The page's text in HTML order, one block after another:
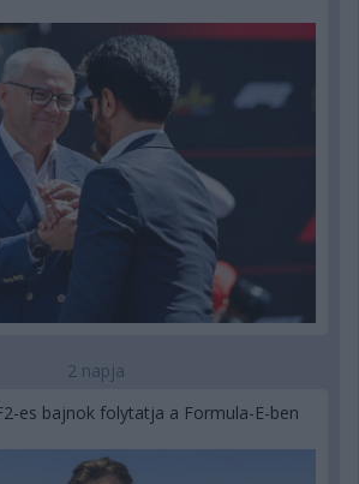
2 napja
es bajnok folytatja a Formula-E-ben